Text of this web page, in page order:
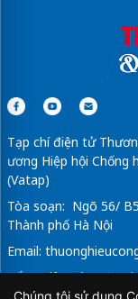
Tạp chí điện tử
ương Hiệp hội Chống
(Vatap)
Tòa soạn: Ngõ 56/
Thành phố Hà Nội
Email:
Tổng Biên Tập: Vũ
Chúng tôi sử dụng